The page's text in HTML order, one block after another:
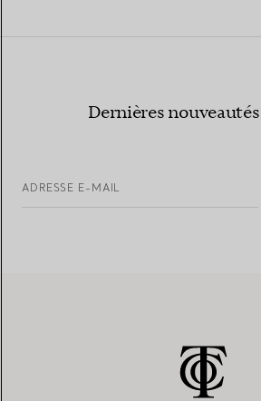
Dernières
ADRESSE E-MAIL